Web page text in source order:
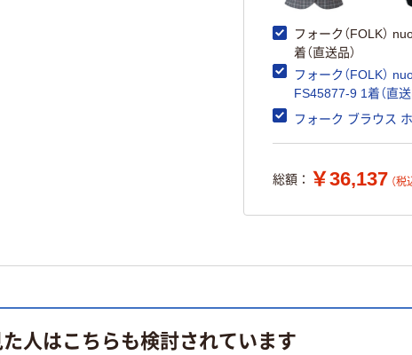
フォーク（FOLK）
着（直送品）
フォーク（FOLK）
FS45877-9 1着（直送
フォーク ブラウス
総額： ￥36,137 （税
人はこちらも検討されています